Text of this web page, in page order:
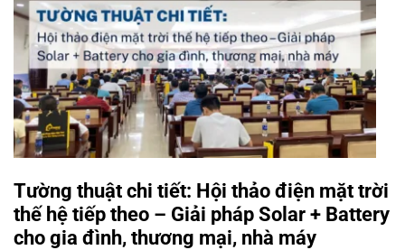
Tường thuật chi tiết: Hội thảo điện mặt trời
thế hệ tiếp theo – Giải pháp Solar + Battery
cho gia đình, thương mại, nhà máy